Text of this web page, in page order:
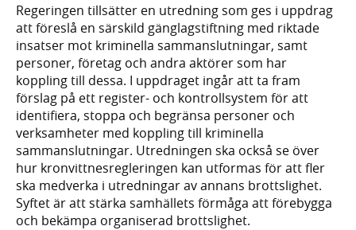
Regeringen tillsätter en utredning som ges i uppdrag
att föreslå en särskild gänglagstiftning med riktade
insatser mot kriminella sammanslutningar, samt
personer, företag och andra aktörer som har
koppling till dessa. I uppdraget ingår att ta fram
förslag på ett register- och kontrollsystem för att
identifiera, stoppa och begränsa personer och
verksamheter med koppling till kriminella
sammanslutningar. Utredningen ska också se över
hur kronvittnesregleringen kan utformas för att fler
ska medverka i utredningar av annans brottslighet.
Syftet är att stärka samhällets förmåga att förebygga
och bekämpa organiserad brottslighet.